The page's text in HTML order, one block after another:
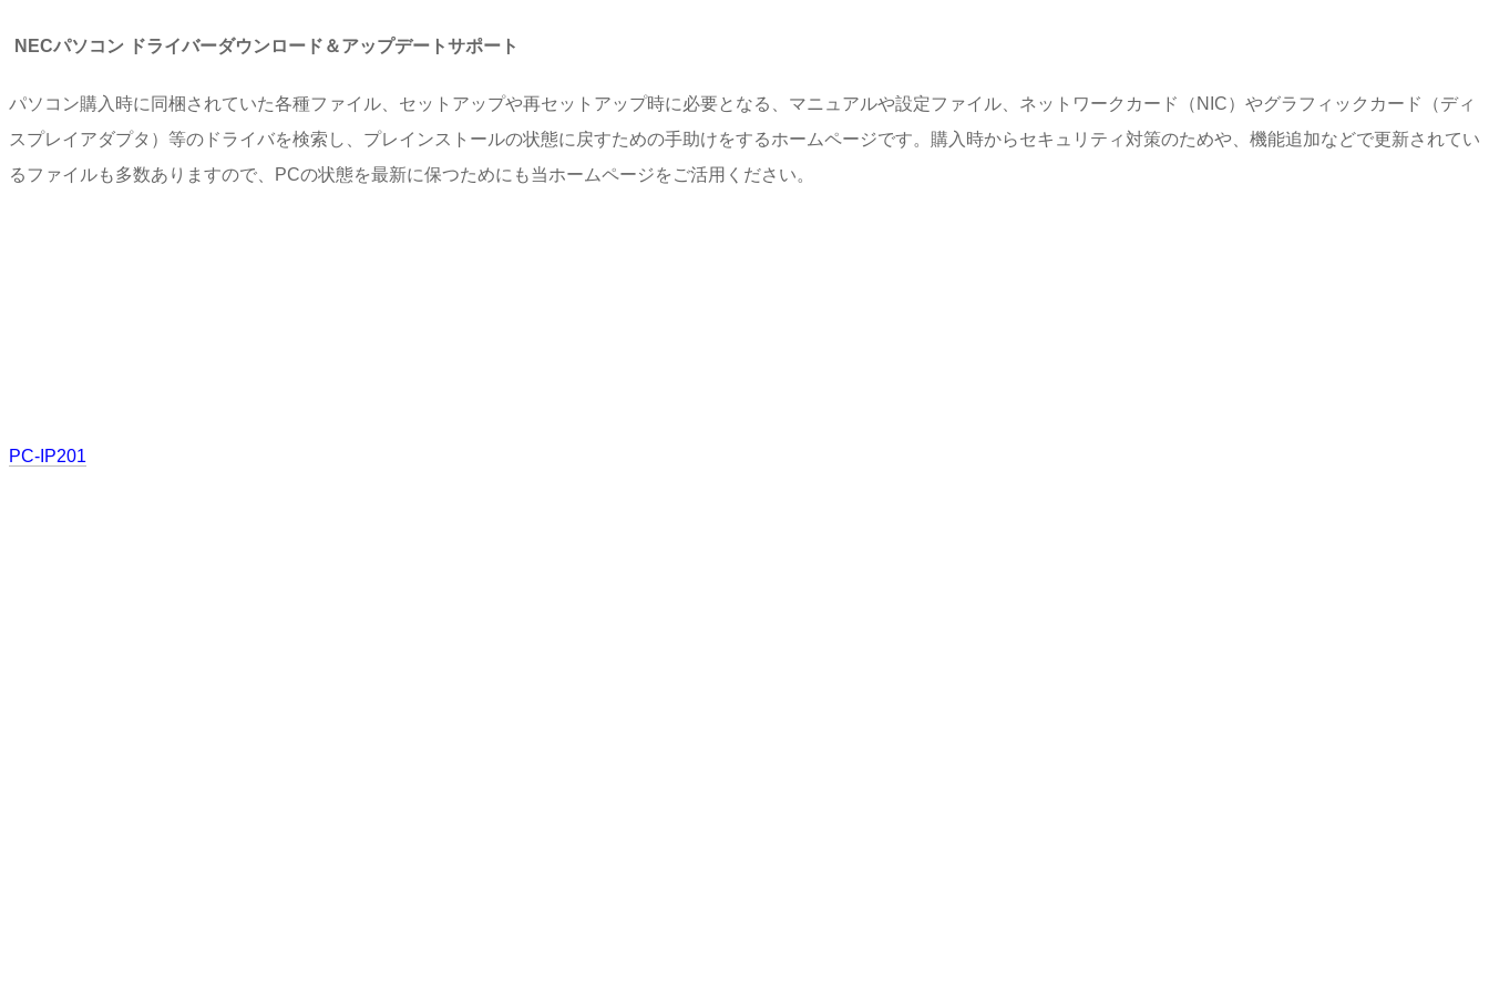
NECパソコン ドライバーダウンロード＆アップデートサポート
パソコン購入時に同梱されていた各種ファイル、セットアップや再セットアップ時に必要となる、マニュアルや設定ファイル、ネットワークカード（NIC）やグラフィックカード（ディ
スプレイアダプタ）等のドライバを検索し、プレインストールの状態に戻すための手助けをするホームページです。購入時からセキュリティ対策のためや、機能追加などで更新されてい
るファイルも多数ありますので、PCの状態を最新に保つためにも当ホームページをご活用ください。
PC-IP201